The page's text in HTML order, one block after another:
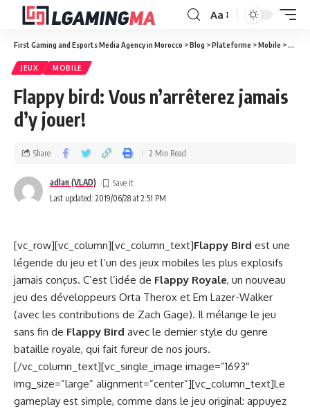
Aa
First Gaming and Esports Media Agency in Morocco >Blog >Plateforme >Mobile >
JEUX MOBILE
Flappy bird: Vous n’arrêterez jamais
d’y jouer!
Last updated: 2019/06/28 at 2:51 PM
adlan (VLAD)
Share 2 Min Read
[vc_row][vc_column][vc_column_text]Flappy Bird est une
légende du jeu et l’un des jeux mobiles les plus explosifs
jamais conçus. C’est l’idée de Flappy Royale, un nouveau
jeu des développeurs Orta Therox et Em Lazer-Walker
(avec les contributions de Zach Gage). Il mélange le jeu
sans fin de Flappy Bird avec le dernier style du genre
bataille royale, qui fait fureur de nos jours.
[/vc_column_text][vc_single_image image=”1693″
img_size=”large” alignment=”center”][vc_column_text]Le
gameplay est simple, comme dans le jeu original: appuyez